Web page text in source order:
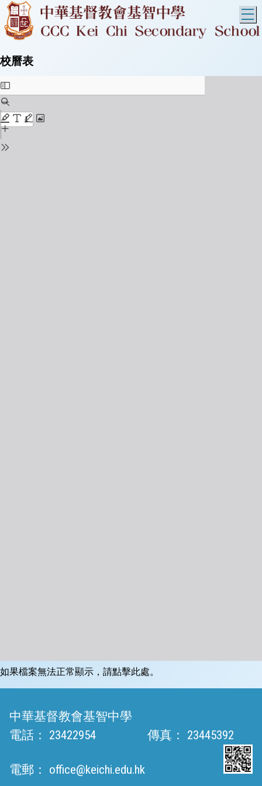
校曆表
如果檔案無法正常顯示，請點擊此處。
中華基督教會基智中學
電話：
23422954 傳真： 23445392
電郵： office@keichi.edu.hk